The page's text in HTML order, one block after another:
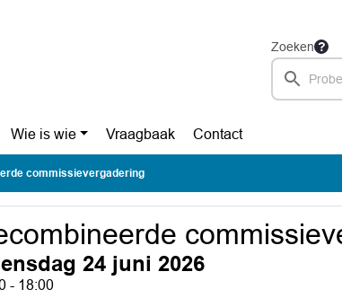
Zoeken
Wie is wie Vraagbaak Contact
commissievergadering
24 juni 2026
- 18:00